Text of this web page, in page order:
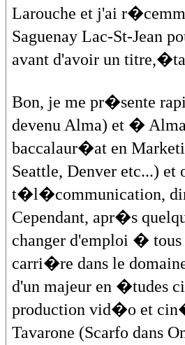
Larouche et j'ai
Saguenay Lac-St-Jean
avant d'avoir un
Bon, je me pr�sente
devenu Alma) et �
baccalaur�at en
Seattle, Denver etc...)
t�l�communication,
Cependant, apr�s
changer d'emploi �
carri�re dans le
d'un majeur en �tudes
production vid�o et
Tavarone (Scarfo dans